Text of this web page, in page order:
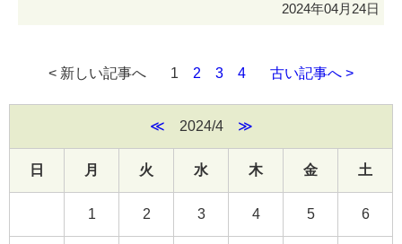
2024年04月24日
< 新しい記事へ 1 2 3 4 古い記事へ >
≪ 2024/4 ≫
日 月 火 水 木 金 土
1 2 3 4 5 6